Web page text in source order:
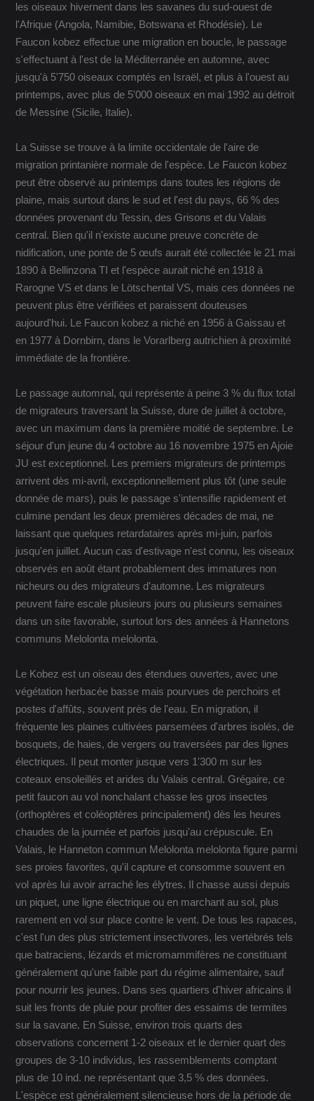
les oiseaux hivernent dans les savanes du sud-ouest de
l'Afrique (Angola, Namibie, Botswana et Rhodésie). Le
Faucon kobez effectue une migration en boucle, le passage
s'effectuant à l'est de la Méditerranée en automne, avec
jusqu'à 5'750 oiseaux comptés en Israël, et plus à l'ouest au
printemps, avec plus de 5'000 oiseaux en mai 1992 au détroit
de Messine (Sicile, Italie).
La Suisse se trouve à la limite occidentale de l'aire de
migration printanière normale de l'espèce. Le Faucon kobez
peut être observé au printemps dans toutes les régions de
plaine, mais surtout dans le sud et l'est du pays, 66 % des
données provenant du Tessin, des Grisons et du Valais
central. Bien qu'il n'existe aucune preuve concrète de
nidification, une ponte de 5 œufs aurait été collectée le 21 mai
1890 à Bellinzona TI et l'espèce aurait niché en 1918 à
Rarogne VS et dans le Lötschental VS, mais ces données ne
peuvent plus être vérifiées et paraissent douteuses
aujourd'hui. Le Faucon kobez a niché en 1956 à Gaissau et
en 1977 à Dornbirn, dans le Vorarlberg autrichien à proximité
immédiate de la frontière.
Le passage automnal, qui représente à peine 3 % du flux total
de migrateurs traversant la Suisse, dure de juillet à octobre,
avec un maximum dans la première moitié de septembre. Le
séjour d'un jeune du 4 octobre au 16 novembre 1975 en Ajoie
JU est exceptionnel. Les premiers migrateurs de printemps
arrivent dès mi-avril, exceptionnellement plus tôt (une seule
donnée de mars), puis le passage s'intensifie rapidement et
culmine pendant les deux premières décades de mai, ne
laissant que quelques retardataires après mi-juin, parfois
jusqu'en juillet. Aucun cas d'estivage n'est connu, les oiseaux
observés en août étant probablement des immatures non
nicheurs ou des migrateurs d'automne. Les migrateurs
peuvent faire escale plusieurs jours ou plusieurs semaines
dans un site favorable, surtout lors des années à Hannetons
communs Melolonta melolonta.
Le Kobez est un oiseau des étendues ouvertes, avec une
végétation herbacée basse mais pourvues de perchoirs et
postes d'affûts, souvent près de l'eau. En migration, il
fréquente les plaines cultivées parsemées d'arbres isolés, de
bosquets, de haies, de vergers ou traversées par des lignes
électriques. Il peut monter jusque vers 1'300 m sur les
coteaux ensoleillés et arides du Valais central. Grégaire, ce
petit faucon au vol nonchalant chasse les gros insectes
(orthoptères et coléoptères principalement) dès les heures
chaudes de la journée et parfois jusqu'au crépuscule. En
Valais, le Hanneton commun Melolonta melolonta figure parmi
ses proies favorites, qu'il capture et consomme souvent en
vol après lui avoir arraché les élytres. Il chasse aussi depuis
un piquet, une ligne électrique ou en marchant au sol, plus
rarement en vol sur place contre le vent. De tous les rapaces,
c'est l'un des plus strictement insectivores, les vertébrés tels
que batraciens, lézards et micromammifères ne constituant
généralement qu'une faible part du régime alimentaire, sauf
pour nourrir les jeunes. Dans ses quartiers d'hiver africains il
suit les fronts de pluie pour profiter des essaims de termites
sur la savane. En Suisse, environ trois quarts des
observations concernent 1-2 oiseaux et le dernier quart des
groupes de 3-10 individus, les rassemblements comptant
plus de 10 ind. ne représentant que 3,5 % des données.
L'espèce est généralement silencieuse hors de la période de